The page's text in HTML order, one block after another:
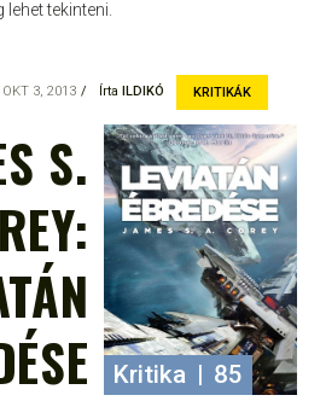
tekinteni.
KRITIKÁK
Írta ILDIKÓ
OKT 3, 2013
Kritika | 85
S.